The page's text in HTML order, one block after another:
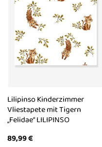
Lilipinso Kinderzimmer
Vliestapete mit Tigern
„Felidae“ LILIPINSO
89,99€